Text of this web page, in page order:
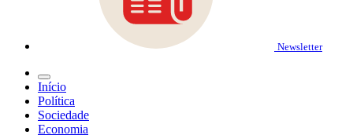
Newsletter
Início
Política
Sociedade
Economia